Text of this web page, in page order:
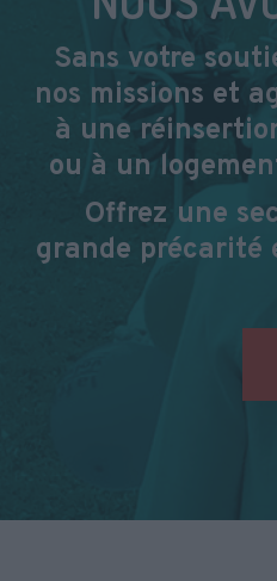
Sans votre
nos missions et
à une
ou à un
Offrez une
grande précarité